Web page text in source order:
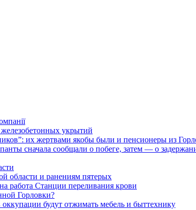
укрытий
их жертвами якобы были и пенсионеры из
сначала сообщали о побеге, затем — о
области и ранениям пятерых
работа Станции переливания крови
Горловки?
будут отжимать мебель и быттехнику